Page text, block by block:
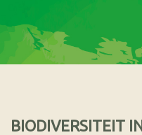
BIODIVERSITEIT